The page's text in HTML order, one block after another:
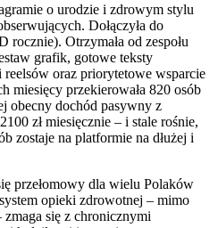
o urodzie i zdrowym stylu
Dołączyła do
Otrzymała od zespołu
grafik, gotowe teksty
reelsów oraz priorytetowe wsparcie
miesięcy przekierowała 820 osób
obecny dochód pasywny z
zł miesięcznie – i stale rośnie,
zostaje na platformie na dłużej i
przełomowy dla wielu Polaków
opieki zdrowotnej – mimo
się z chronicznymi